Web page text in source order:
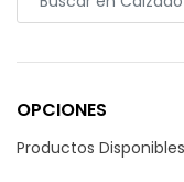
OPCIONES
Productos Disponibles